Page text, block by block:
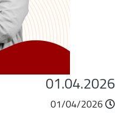
01/04/2026